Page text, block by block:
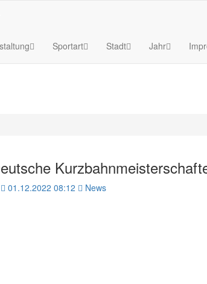
Sportart Stadt Jahr
01.12.2022 08:12 News